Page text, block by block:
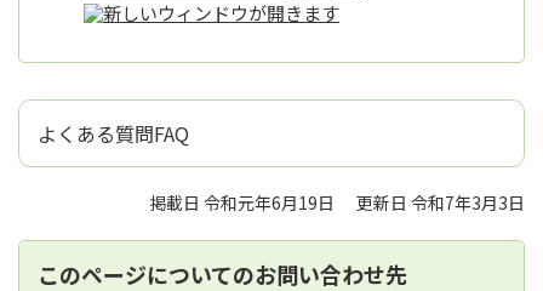
よくある質問FAQ
掲載日 令和元年6月19日 更新日 令和7年3月3日
このページについてのお問い合わせ先